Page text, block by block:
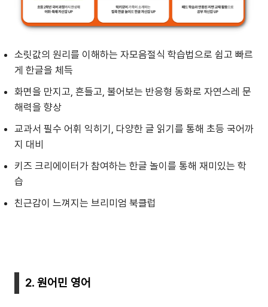
소릿값의 원리를 이해하는 자모음절식 학습법으로 쉽고 빠르
게 한글을 체득
화면을 만지고, 흔들고, 불어보는 반응형 동화로 자연스레 문
해력을 향상
교과서 필수 어휘 익히기, 다양한 글 읽기를 통해 초등 국어까
지 대비
키즈 크리에이터가 참여하는 한글 놀이를 통해 재미있는 학
습
친근감이 느껴지는 브리미엄 북클럽
2. 원어민 영어